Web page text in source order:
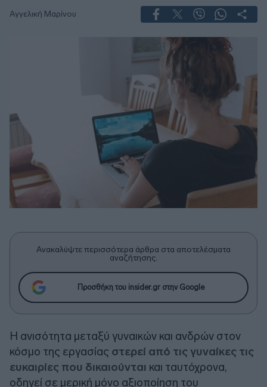
Αγγελική Μαρίνου
Ανακαλύψτε περισσότερα άρθρα στα αποτελέσματα
αναζήτησης.
Προσθήκη του insider.gr στην Google
Η ανισότητα μεταξύ γυναικών και ανδρών στον
κόσμο της εργασίας στερεί από τις γυναίκες τις
ευκαιρίες που δικαιούνται και ταυτόχρονα,
οδηγεί σε μερική μόνο αξιοποίηση του